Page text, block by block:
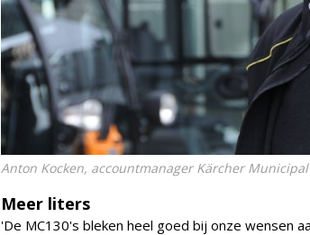
Anton Kocken, accountmanager Kärcher Municipal
Meer liters
'De MC130's bleken heel goed bij onze wensen